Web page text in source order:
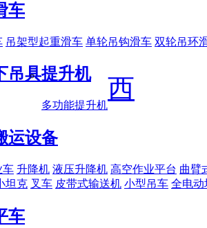
车
吊架型起重滑车 单轮吊钩滑车 双轮吊环
吊具提升机
多功能提升机
运设备
车 升降机 液压升降机 高空作业平台 曲臂
坦克 叉车 皮带式输送机 小型吊车 全电动
车
西